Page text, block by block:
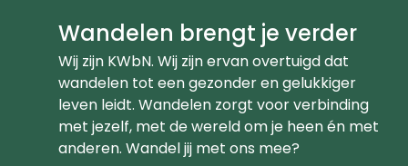
Wandelen brengt je verder
Wij zijn KWbN. Wij zijn ervan overtuigd dat
wandelen tot een gezonder en gelukkiger
leven leidt. Wandelen zorgt voor verbinding
met jezelf, met de wereld om je heen én met
anderen. Wandel jij met ons mee?